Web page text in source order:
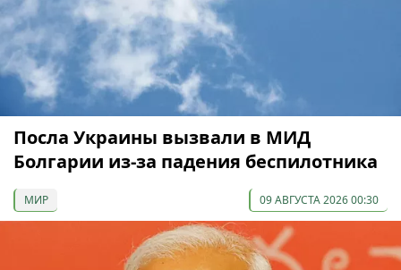
Посла Украины вызвали в МИД
Болгарии из-за падения беспилотника
МИР 09 АВГУСТА 2026 00:30